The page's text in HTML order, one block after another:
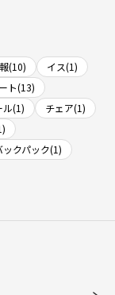
(10)
イス(1)
ト(13)
ル(1)
チェア(1)
ックパック(1)